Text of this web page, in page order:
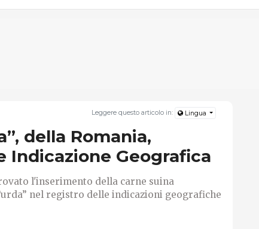
Leggere questo articolo in: Lingua
della Romania,
Indicazione Geografica
l'inserimento della carne suina
nel registro delle indicazioni geografiche